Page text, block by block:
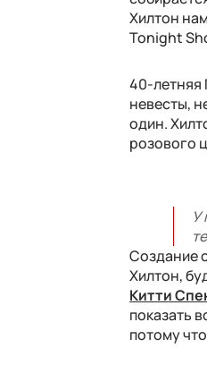
Хилтон
Tonight
40-летняя
невесты,
один.
розового
У
Создание
Хилтон,
Китти
показать
потому